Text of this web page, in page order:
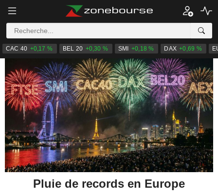
CAC 40 +0,17 % BEL 20 +0,30 % SMI +0,18 % DAX +0,69 %
Pluie de records en Europe